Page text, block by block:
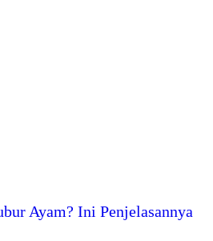
Ayam? Ini Penjelasannya